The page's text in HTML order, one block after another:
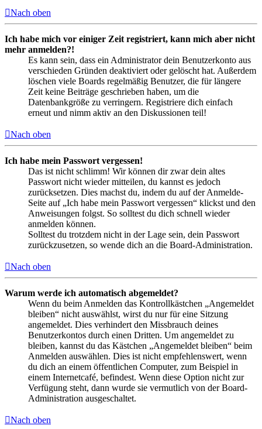
Nach oben
Ich habe mich vor einiger Zeit registriert, kann mich aber nicht
mehr anmelden?!
Es kann sein, dass ein Administrator dein Benutzerkonto aus
verschieden Gründen deaktiviert oder gelöscht hat. Außerdem
löschen viele Boards regelmäßig Benutzer, die für längere
Zeit keine Beiträge geschrieben haben, um die
Datenbankgröße zu verringern. Registriere dich einfach
erneut und nimm aktiv an den Diskussionen teil!
Nach oben
Ich habe mein Passwort vergessen!
Das ist nicht schlimm! Wir können dir zwar dein altes
Passwort nicht wieder mitteilen, du kannst es jedoch
zurücksetzen. Dies machst du, indem du auf der Anmelde-
Seite auf „Ich habe mein Passwort vergessen“ klickst und den
Anweisungen folgst. So solltest du dich schnell wieder
anmelden können.
Solltest du trotzdem nicht in der Lage sein, dein Passwort
zurückzusetzen, so wende dich an die Board-Administration.
Nach oben
Warum werde ich automatisch abgemeldet?
Wenn du beim Anmelden das Kontrollkästchen „Angemeldet
bleiben“ nicht auswählst, wirst du nur für eine Sitzung
angemeldet. Dies verhindert den Missbrauch deines
Benutzerkontos durch einen Dritten. Um angemeldet zu
bleiben, kannst du das Kästchen „Angemeldet bleiben“ beim
Anmelden auswählen. Dies ist nicht empfehlenswert, wenn
du dich an einem öffentlichen Computer, zum Beispiel in
einem Internetcafé, befindest. Wenn diese Option nicht zur
Verfügung steht, dann wurde sie vermutlich von der Board-
Administration ausgeschaltet.
Nach oben